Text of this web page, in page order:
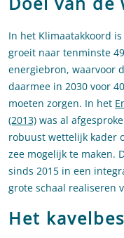
In het Klimaatakkoord
groeit naar tenminste
energiebron, waarvoor
daarmee in 2030 voor
moeten zorgen. In het
(2013) was al
robuust wettelijk kader
zee mogelijk te maken.
sinds 2015 in een
grote schaal realiseren
Het